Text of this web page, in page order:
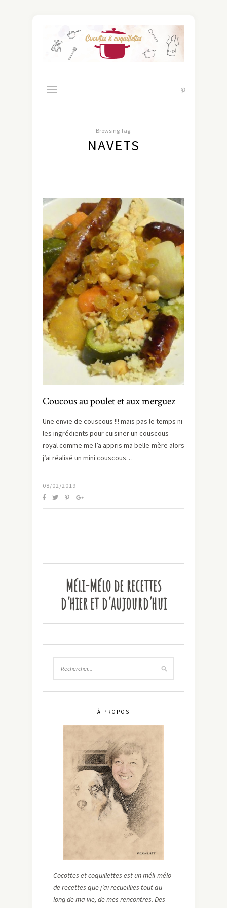
Browsing Tag:
NAVETS
Coucous au poulet et aux merguez
Une envie de couscous !!! mais pas le temps ni
les ingrédients pour cuisiner un couscous
royal comme me l’a appris ma belle-mère alors
j’ai réalisé un mini couscous…
08/02/2019
Méli-Mélo de recettes
d’hier et d’aujourd’hui
À PROPOS
Cocottes et coquillettes est un méli-mélo
de recettes que j’ai recueillies tout au
long de ma vie, de mes rencontres. Des